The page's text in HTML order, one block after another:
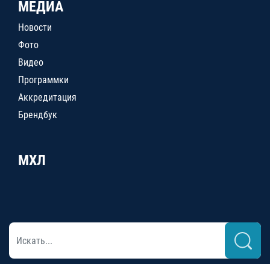
МЕДИА
Новости
Фото
Видео
Программки
Аккредитация
Брендбук
МХЛ